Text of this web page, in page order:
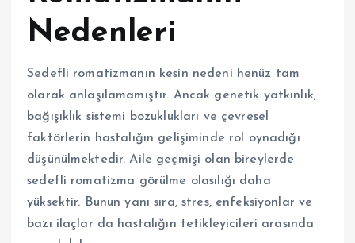
Nedenleri
Sedefli romatizmanın kesin nedeni henüz tam
olarak anlaşılamamıştır. Ancak genetik yatkınlık,
bağışıklık sistemi bozuklukları ve çevresel
faktörlerin hastalığın gelişiminde rol oynadığı
düşünülmektedir. Aile geçmişi olan bireylerde
sedefli romatizma görülme olasılığı daha
yüksektir. Bunun yanı sıra, stres, enfeksiyonlar ve
bazı ilaçlar da hastalığın tetikleyicileri arasında